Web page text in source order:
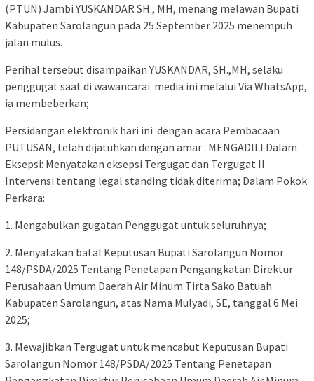
(PTUN) Jambi YUSKANDAR SH., MH, menang melawan Bupati
Kabupaten Sarolangun pada 25 September 2025 menempuh
jalan mulus.
Perihal tersebut disampaikan YUSKANDAR, SH.,MH, selaku
penggugat saat di wawancarai media ini melalui Via WhatsApp,
ia membeberkan;
Persidangan elektronik hari ini dengan acara Pembacaan
PUTUSAN, telah dijatuhkan dengan amar : MENGADILI Dalam
Eksepsi: Menyatakan eksepsi Tergugat dan Tergugat II
Intervensi tentang legal standing tidak diterima; Dalam Pokok
Perkara:
1. Mengabulkan gugatan Penggugat untuk seluruhnya;
2. Menyatakan batal Keputusan Bupati Sarolangun Nomor
148/PSDA/2025 Tentang Penetapan Pengangkatan Direktur
Perusahaan Umum Daerah Air Minum Tirta Sako Batuah
Kabupaten Sarolangun, atas Nama Mulyadi, SE, tanggal 6 Mei
2025;
3. Mewajibkan Tergugat untuk mencabut Keputusan Bupati
Sarolangun Nomor 148/PSDA/2025 Tentang Penetapan